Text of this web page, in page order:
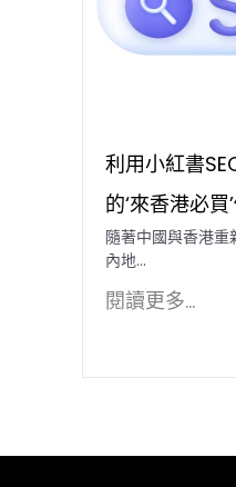
利用小紅書
的‘來香港必
隨著中國與香港重
內地…
閱讀更多...